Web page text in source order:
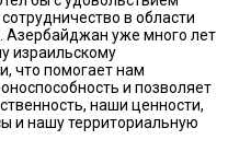
в области
уже много лет
израильскому
что помогает нам
и позволяет
наши ценности,
и нашу территориальную